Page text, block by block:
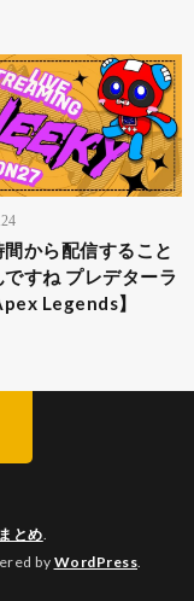
から配信すること
ですね プレデターラ
Legends】
とめ
byWordPress